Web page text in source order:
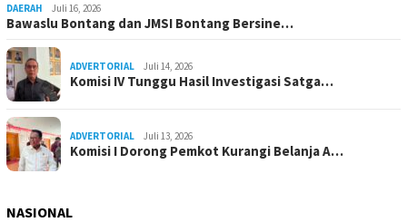
DAERAH Juli 16, 2026
Bawaslu Bontang dan JMSI Bontang Bersine…
ADVERTORIAL Juli 14, 2026
Komisi IV Tunggu Hasil Investigasi Satga…
ADVERTORIAL Juli 13, 2026
Komisi I Dorong Pemkot Kurangi Belanja A…
NASIONAL